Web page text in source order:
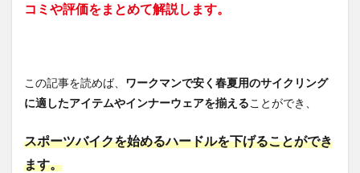
コミや評価をまとめて解説します。
この記事を読めば、 ワークマンで安く春夏用のサイクリング
に適したアイテムやインナーウェアを揃えることができ、
スポーツバイクを始めるハードルを下げることができ
ます。